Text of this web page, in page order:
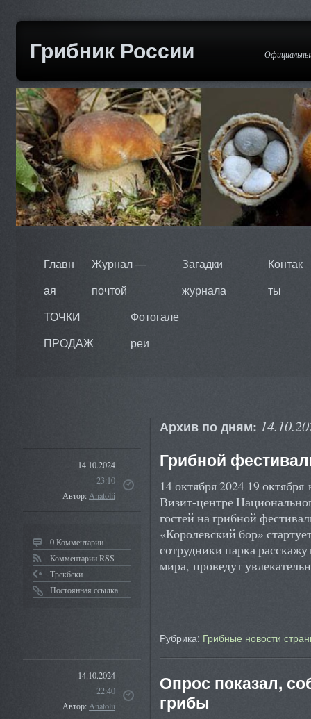
Грибник России
Главн
ая
Журнал —
почтой
Загадки
журнала
Контак
ты
ТОЧКИ
ПРОДАЖ
Фотогале
реи
Архив по дням:
14.10.2024
23:10
Автор:Anatolii
0 Комментарии
Комментарии RSS
Трекбеки
Постоянная ссылка
Грибной
14 октября 2024 19
Визит-центре
гостей на грибной
«Королевский бор»
сотрудники парка
мира, проведут
Рубрика: Грибные новости
14.10.2024
22:40
Автор:Anatolii
Опрос показал,
грибы